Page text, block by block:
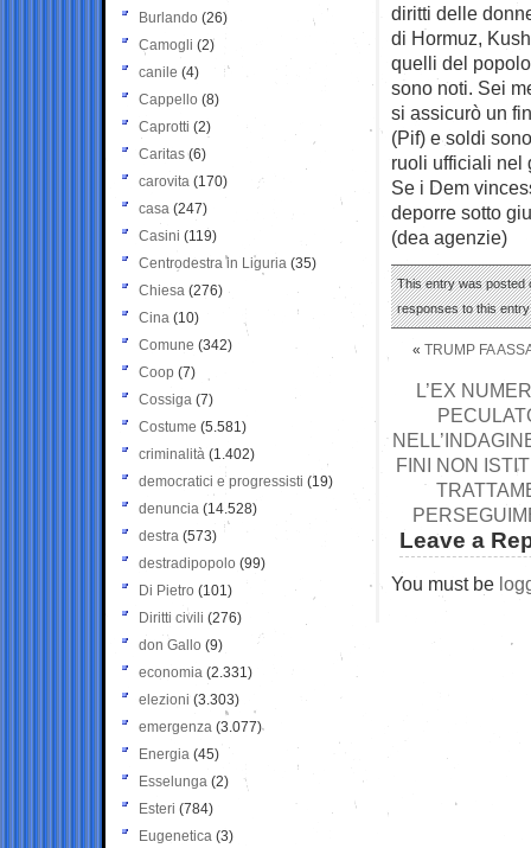
diritti delle
di Hormuz,
quelli del
sono noti. Sei
si assicurò un
(Pif) e soldi
ruoli ufficiali nel
Se i Dem
deporre sotto
(dea agenzie)
This entry was posted
responses to this
« TRUMP FA
L’EX
FINI NON
Leave a
You must be
Burlando (26)
Camogli (2)
canile (4)
Cappello (8)
Caprotti (2)
Caritas (6)
carovita (170)
casa (247)
Casini (119)
Centrodestra in Liguria (35)
Chiesa (276)
Cina (10)
Comune (342)
Coop (7)
Cossiga (7)
Costume (5.581)
criminalità (1.402)
democratici e progressisti (19)
denuncia (14.528)
destra (573)
destradipopolo (99)
Di Pietro (101)
Diritti civili (276)
don Gallo (9)
economia (2.331)
elezioni (3.303)
emergenza (3.077)
Energia (45)
Esselunga (2)
Esteri (784)
Eugenetica (3)